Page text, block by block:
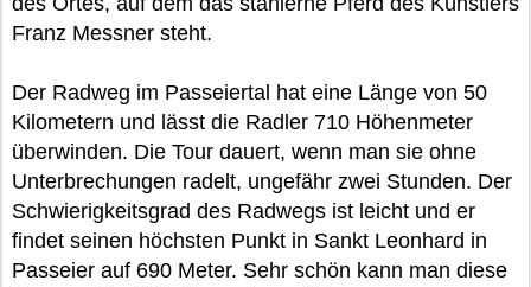
Franz Messner steht.
Der Radweg im Passeiertal hat eine Länge von 50
Kilometern und lässt die Radler 710 Höhenmeter
überwinden. Die Tour dauert, wenn man sie ohne
Unterbrechungen radelt, ungefähr zwei Stunden. Der
Schwierigkeitsgrad des Radwegs ist leicht und er
findet seinen höchsten Punkt in Sankt Leonhard in
Passeier auf 690 Meter. Sehr schön kann man diese